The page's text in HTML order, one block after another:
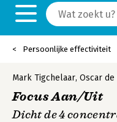
Persoonlijke effectiviteit
Mark Tigchelaar, Oscar de
Focus Aan/Uit
Dicht de 4